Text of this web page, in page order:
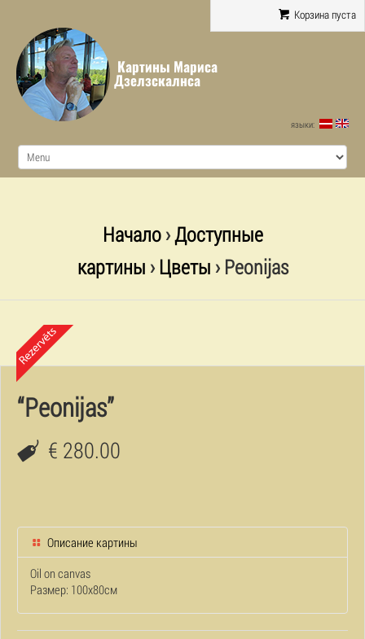
Корзина пуста
Картины Мариса
Дзелзскалнса
языки:
Начало›Доступные
картины ›Цветы › Peonijas
“Peonijas”
€ 280.00
Описание картины
Oil on canvas
Размер: 100x80см